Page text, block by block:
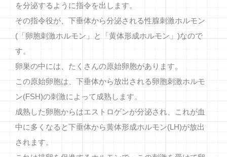
を分泌するように指令を出します。
その指令役が、下垂体から分泌される性腺刺激ホルモン
(「卵胞刺激ホルモン」と「黄体形成ホルモン」)なので
す。
卵巣の中には、たくさんの原始卵胞があります。
この原始卵胞は、下垂体から放出される卵胞刺激ホルモ
ン(FSH)の刺激によって成熟します。
成熟した卵胞からはエストロゲンが分泌され、これが血
中に多くなると下垂体から黄体形成ホルモン(LH)が放出
されます。